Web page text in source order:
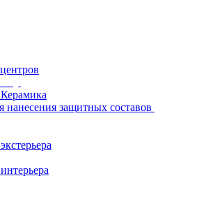
защитных составов